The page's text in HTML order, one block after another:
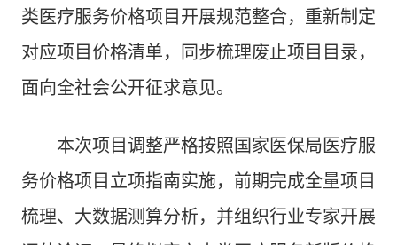
类医疗服务价格项目开展规范整合，重新制定
对应项目价格清单，同步梳理废止项目目录，
面向全社会公开征求意见。
本次项目调整严格按照国家医保局医疗服
务价格项目立项指南实施，前期完成全量项目
梳理、大数据测算分析，并组织行业专家开展